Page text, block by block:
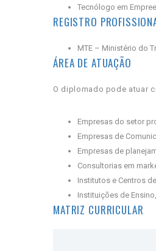
Tecnólogo em
REGISTRO
MTE – Ministério do
ÁREA DE ATUAÇÃO
O diplomado pode atuar
Empresas do setor
Empresas de
Empresas de
Consultorias em
Institutos e Centros
Instituições de
MATRIZ CURRICULAR